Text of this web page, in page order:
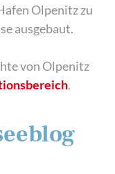
Olpenitz zu
ausgebaut.
von Olpenitz
.